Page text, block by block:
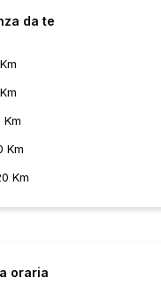
da te
Km
Km
Km
oraria